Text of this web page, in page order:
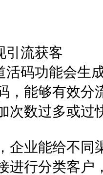
引流获客
活码功能会生
，能够有效分
次数过多或过
企业能给不同
进行分类客户